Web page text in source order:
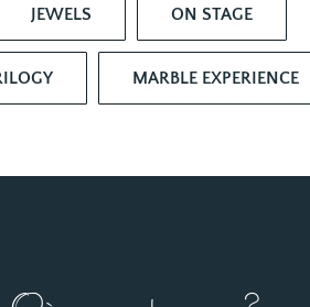
JEWELS ON STAGE
MARBLE EXPERIENCE